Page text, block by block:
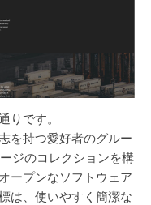
りです。
を持つ愛好者のグルー
ジのコレクションを構
ープンなソフトウェア
は、使いやすく簡潔な